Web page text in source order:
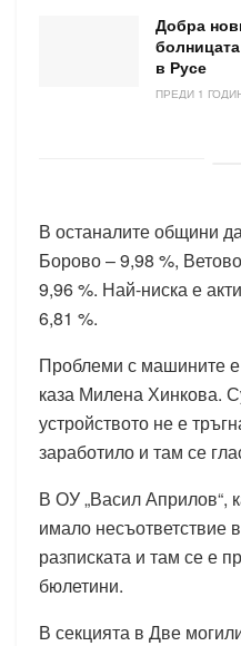
Добра
в Русе
ПРЕДИ 1
В останалите общини
Борово – 9,98 %,
9,96 %. Най-ниска е
6,81 %.
Проблеми с машините
каза Милена Хинкова.
устройството не е
заработило и там се
В ОУ „Васил Априлов“,
имало несъответствие
разписката и там се е
бюлетини.
В секцията в Две